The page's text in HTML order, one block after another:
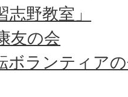
野教室」
友の会
ボランティア